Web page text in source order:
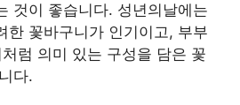
것이 좋습니다. 성년의날에는
한 꽃바구니가 인기이고, 부부
럼 의미 있는 구성을 담은 꽃
다.